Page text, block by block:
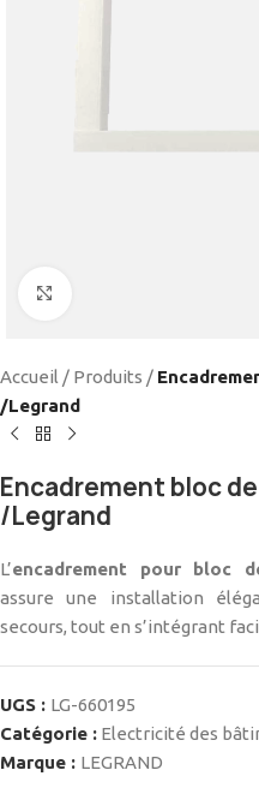
Accueil / Produits /
/Legrand
Encadrement bloc
/Legrand
L’encadrement pour bloc
assure une installation
secours, tout en s’intégrant
UGS : LG-660195
Catégorie : Electricité des
Marque : LEGRAND